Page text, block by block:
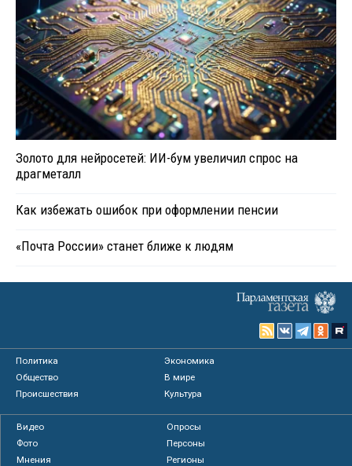
Золото для нейросетей: ИИ-бум увеличил спрос на
драгметалл
Как избежать ошибок при оформлении пенсии
«Почта России» станет ближе к людям
Политика
Экономика
Общество
В мире
Происшествия
Культура
Видео
Опросы
Фото
Персоны
Мнения
Регионы